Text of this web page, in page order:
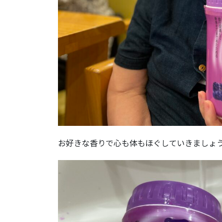
お好きな香りで心も体もほぐしていきましょ